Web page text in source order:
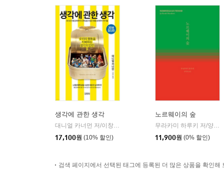
생각에 관한 생각
17,100원 (10% 할인)
노르웨이의 숲
11,900원 (0% 할인)
검색 페이지에서 선택된 태그에 등록된 더 많은 상품을 확인해